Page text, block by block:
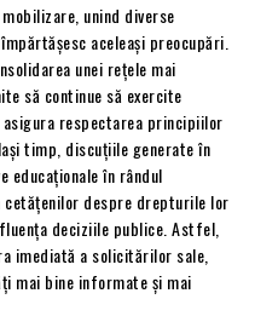
unind diverse
aceleași preocupări.
unei rețele mai
să continue să exercite
respectarea principiilor
timp, discuțiile generate în
educaționale în rândul
cetățenilor despre drepturile lor
deciziile publice. Astfel,
imediată a solicitărilor sale,
mai bine informate și mai